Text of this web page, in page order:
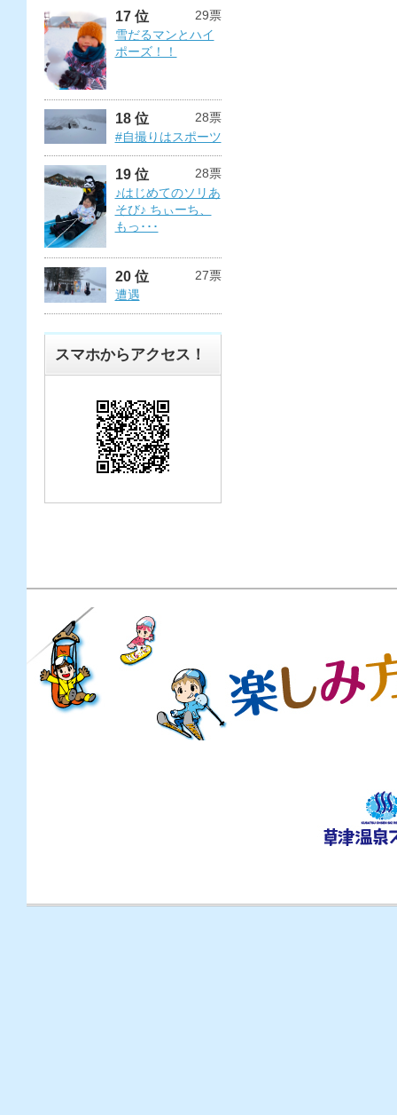
17 位
29票
雪だるマンとハイ
ポーズ！！
18 位
28票
#自撮りはスポーツ
19 位
28票
♪はじめてのソリあ
そび♪ ちぃーち、
もっ･･･
20 位
27票
遭遇
スマホからアクセス！